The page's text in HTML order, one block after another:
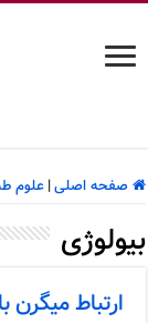
صفحه اصلی| علوم
بیولوژی
ارتباط میگرن